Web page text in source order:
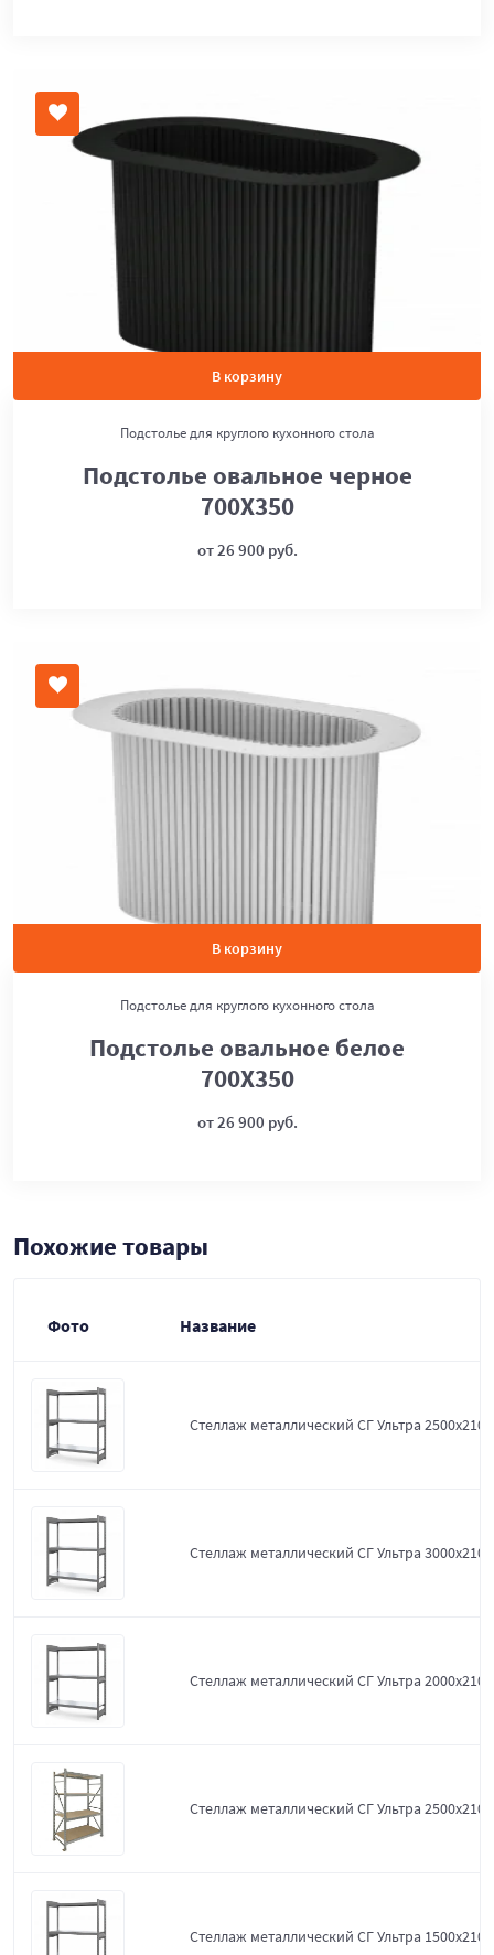
В корзину
Подстолье для круглого кухонного стола
Подстолье овальное черное
700Х350
от 26 900 руб.
В корзину
Подстолье для круглого кухонного стола
Подстолье овальное белое
700Х350
от 26 900 руб.
Похожие товары
Фото Название
Стеллаж металлический СГ Ультра
Стеллаж металлический СГ Ультра
Стеллаж металлический СГ Ультра
Стеллаж металлический СГ Ультра
Стеллаж металлический СГ Ультра